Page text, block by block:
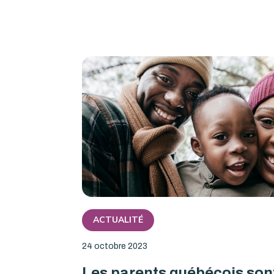
ACTUALITÉ
24 octobre 2023